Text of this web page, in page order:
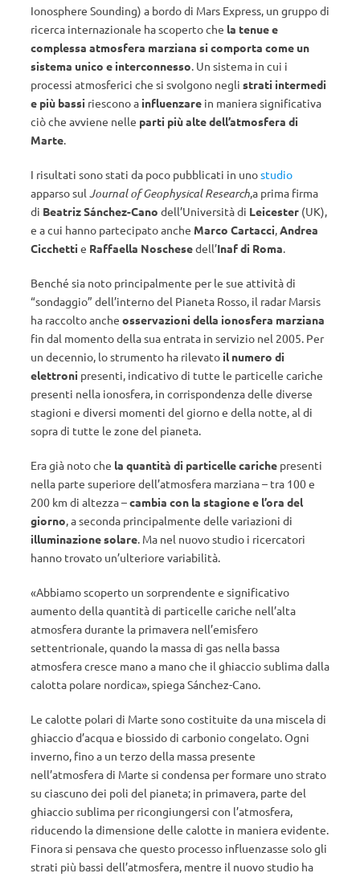
Ionosphere Sounding) a bordo di Mars Express, un gruppo di
ricerca internazionale ha scoperto che la tenue e
complessa atmosfera marziana si comporta come un
sistema unico e interconnesso. Un sistema in cui i
processi atmosferici che si svolgono negli strati intermedi
e più bassi riescono a influenzare in maniera significativa
ciò che avviene nelle parti più alte dell’atmosfera di
Marte.
I risultati sono stati da poco pubblicati in unostudio
apparso sul Journal of Geophysical Research,a prima firma
di Beatriz Sánchez-Cano dell’Università di Leicester (UK),
e a cui hanno partecipato anche Marco Cartacci,Andrea
Cicchetti e Raffaella Noschesedell’Inaf di Roma.
Benché sia noto principalmente per le sue attività di
“sondaggio” dell’interno del Pianeta Rosso, il radar Marsis
ha raccolto anche osservazioni della ionosfera marziana
fin dal momento della sua entrata in servizio nel 2005. Per
un decennio, lo strumento ha rilevato il numero di
elettroni presenti, indicativo di tutte le particelle cariche
presenti nella ionosfera, in corrispondenza delle diverse
stagioni e diversi momenti del giorno e della notte, al di
sopra di tutte le zone del pianeta.
Era già noto che la quantità di particelle cariche presenti
nella parte superiore dell’atmosfera marziana – tra 100 e
200 km di altezza –cambia con la stagione e l’ora del
giorno, a seconda principalmente delle variazioni di
illuminazione solare. Ma nel nuovo studio i ricercatori
hanno trovato un’ulteriore variabilità.
«Abbiamo scoperto un sorprendente e significativo
aumento della quantità di particelle cariche nell’alta
atmosfera durante la primavera nell’emisfero
settentrionale, quando la massa di gas nella bassa
atmosfera cresce mano a mano che il ghiaccio sublima dalla
calotta polare nordica», spiega Sánchez-Cano.
Le calotte polari di Marte sono costituite da una miscela di
ghiaccio d’acqua e biossido di carbonio congelato. Ogni
inverno, fino a un terzo della massa presente
nell’atmosfera di Marte si condensa per formare uno strato
su ciascuno dei poli del pianeta; in primavera, parte del
ghiaccio sublima per ricongiungersi con l’atmosfera,
riducendo la dimensione delle calotte in maniera evidente.
Finora si pensava che questo processo influenzasse solo gli
strati più bassi dell’atmosfera, mentre il nuovo studio ha